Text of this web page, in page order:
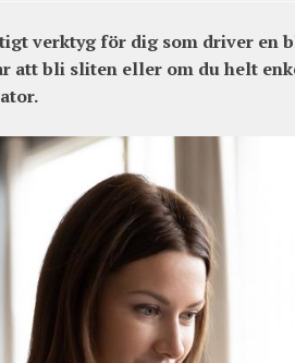
verktyg för dig som driver en
att bli sliten eller om du helt